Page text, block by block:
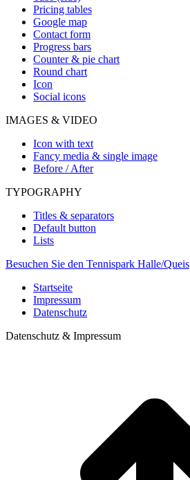
Pricing tables
Google map
Contact form
Progress bars
Counter & pie chart
Round chart
Icon
Social icons
IMAGES & VIDEO
Icon with text
Fancy media & single image
Before / After
TYPOGRAPHY
Titles & separators
Default button
Lists
Besuchen Sie den Tennispark Halle/Queis
Startseite
Impressum
Datenschutz
Datenschutz & Impressum